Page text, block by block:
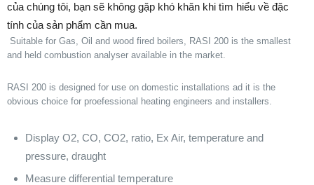
của chúng tôi, bạn sẽ không gặp khó khăn khi tìm hiểu về đặc
tính của sản phẩm cần mua.
Suitable for Gas, Oil and wood fired boilers, RASI 200 is the smallest
and held combustion analyser available in the market.
RASI 200 is designed for use on domestic installations ad it is the
obvious choice for proefessional heating engineers and installers.
Display O2, CO, CO2, ratio, Ex Air, temperature and
pressure, draught
Measure differential temperature